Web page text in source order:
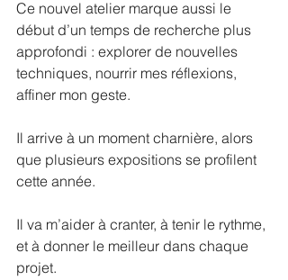
Ce nouvel atelier marque aussi le
début d’un temps de recherche plus
approfondi : explorer de nouvelles
techniques, nourrir mes réflexions,
affiner mon geste.
Il arrive à un moment charnière, alors
que plusieurs expositions se profilent
cette année.
Il va m’aider à cranter, à tenir le rythme,
et à donner le meilleur dans chaque
projet.